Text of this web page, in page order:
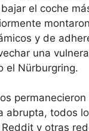
el coche
y de
una
el Nürburgring.
abrupta, todos
y otras